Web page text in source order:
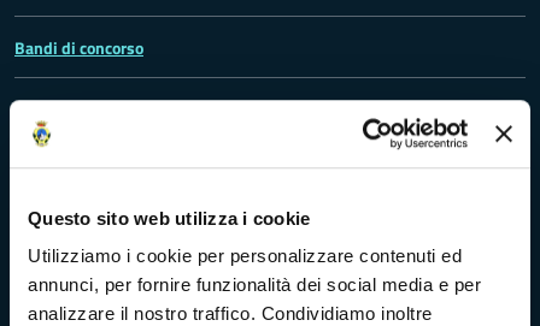
Questo sito web utilizza i cookie
Utilizziamo i cookie per personalizzare contenuti ed
annunci, per fornire funzionalità dei social media e per
analizzare il nostro traffico. Condividiamo inoltre
Bandi di concorso
Richieste di accesso
Problemi di accessibilità
Dichiarazione di accessibilità